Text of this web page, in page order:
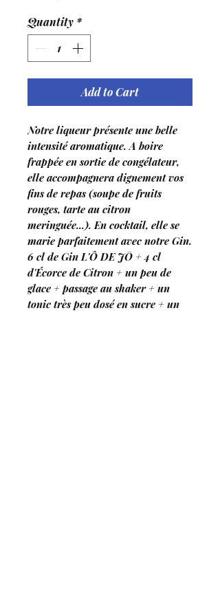
Quantity *
Add to Cart
Notre liqueur présente une belle
intensité aromatique. A boire
frappée en sortie de congélateur,
elle accompagnera dignement vos
fins de repas (soupe de fruits
rouges, tarte au citron
meringuée...). En cocktail, elle se
marie parfaitement avec notre Gin.
6 cl de Gin L'Ô DE JŌ + 4 cl
d'Écorce de Citron + un peu de
glace + passage au shaker + un
tonic très peu dosé en sucre + un